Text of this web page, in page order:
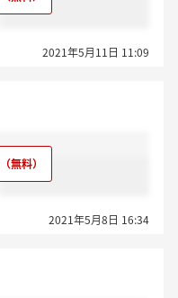
2021年5月11日 11:09
2021年5月8日 16:34